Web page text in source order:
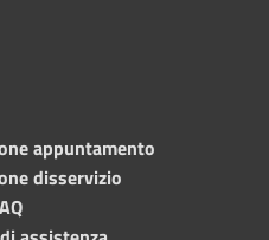
appuntamento
disservizio